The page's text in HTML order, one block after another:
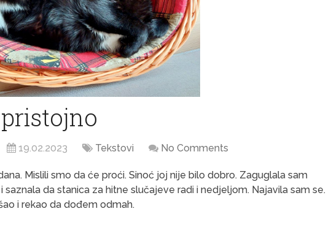
19.02.2023 Tekstovi No Comments
Mislili smo da će proći. Sinoć joj nije bilo dobro. Zaguglala sam
saznala da stanica za hitne slučajeve radi i nedjeljom. Najavila sam se.
i rekao da dođem odmah.